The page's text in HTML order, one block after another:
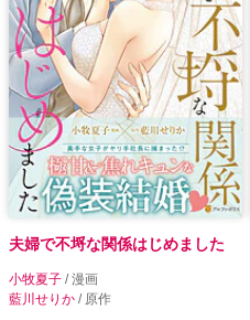
夫婦で不埒な関係はじめました
小牧夏子 / 漫画
藍川せりか / 原作